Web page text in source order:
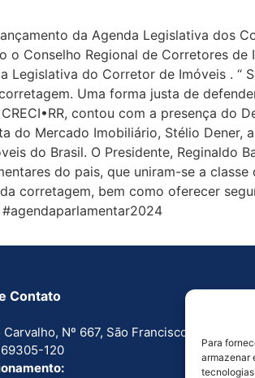
Para
armazenar
da Agenda Legislativa dos
Conselho Regional de Corretores de
do Corretor de Imóveis . “
Uma forma justa de
contou com a presença do
do Mercado Imobiliário, Stélio Dener,
do Brasil. O Presidente, Reginaldo
do pais, que uniram-se a
corretagem, bem como oferecer
Contato
Nº 667, São Francisco. Boa
69305-120